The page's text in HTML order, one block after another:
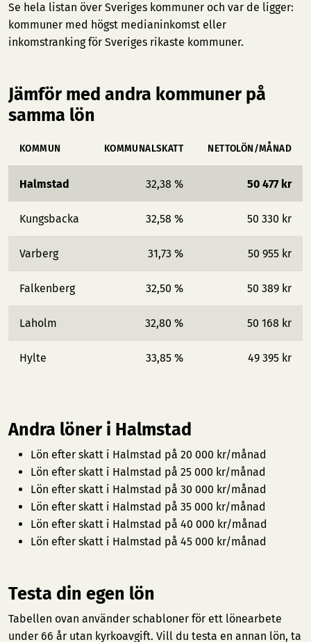
Se hela listan över Sveriges kommuner och var de ligger:
kommuner med högst medianinkomst eller
inkomstranking för Sveriges rikaste kommuner.
Jämför med andra kommuner på
samma lön
KOMMUN KOMMUNALSKATT NETTOLÖN/MÅNAD
Halmstad 32,38 % 50 477 kr
Kungsbacka 32,58 % 50 330 kr
Varberg 31,73 % 50 955 kr
Falkenberg 32,50 % 50 389 kr
Laholm 32,80 % 50 168 kr
Hylte 33,85 % 49 395 kr
Andra löner i Halmstad
Lön efter skatt i Halmstad på 20 000 kr/månad
Lön efter skatt i Halmstad på 25 000 kr/månad
Lön efter skatt i Halmstad på 30 000 kr/månad
Lön efter skatt i Halmstad på 35 000 kr/månad
Lön efter skatt i Halmstad på 40 000 kr/månad
Lön efter skatt i Halmstad på 45 000 kr/månad
Testa din egen lön
Tabellen ovan använder schabloner för ett lönearbete
under 66 år utan kyrkoavgift. Vill du testa en annan lön, ta